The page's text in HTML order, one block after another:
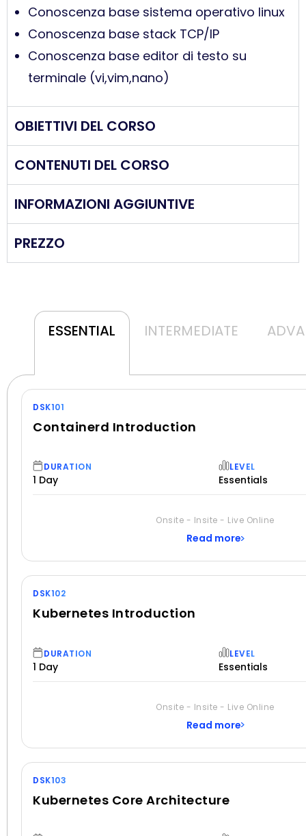
Conoscenza base sistema operativo linux
Conoscenza base stack TCP/IP
Conoscenza base editor di testo su
terminale (vi,vim,nano)
OBIETTIVI DEL CORSO
CONTENUTI DEL CORSO
INFORMAZIONI AGGIUNTIVE
PREZZO
ESSENTIAL INTERMEDIATE
DSK101
Containerd Introduction
DURATION
1 Day
LEVEL
Essentials
-Familiarity with the Linux operating system
-Proficiency in the operating system command line
Onsite - Insite - Live Online
Read more
DSK102
Kubernetes Introduction
DURATION
1 Day
LEVEL
Essentials
-Basic knowledge of Linux CLI
-Knowledge of basic concepts of containerization
Onsite - Insite - Live Online
Read more
DSK103
Kubernetes Core Architecture